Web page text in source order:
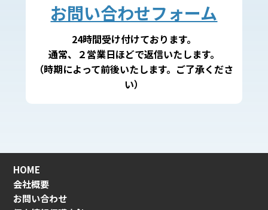
お問い合わせフォーム
24時間受け付けております。
通常、２営業日ほどで返信いたします。
（時期によって前後いたします。ご了承くださ
い）
HOME
会社概要
お問い合わせ